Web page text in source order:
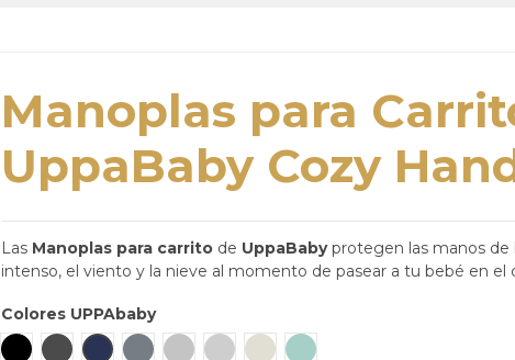
Manoplas para
UppaBaby Cozy
Las Manoplas para carrito de UppaBabyprotegen las manos de
intenso, el viento y la nieve al momento de pasear a tu bebé en el
Colores UPPAbaby
JAKE - negro carbón
GREYSON - gris melange
NOA - NavyGREGORY - azul gris melange
ANTHONY - chenilla blanca y gris
STELLA - Acero cepillado
DECLAN - avena melange.
Kenzi